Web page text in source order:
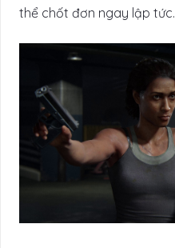
thể chốt đơn ngay lập tức.